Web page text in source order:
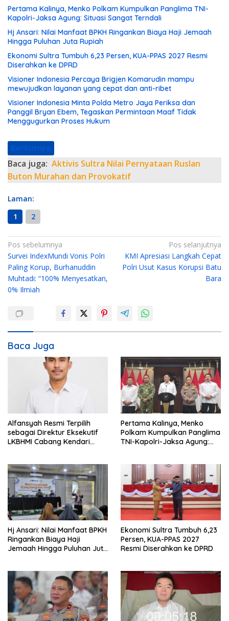
Pertama Kalinya, Menko Polkam Kumpulkan Panglima TNI-
Kapolri-Jaksa Agung: Situasi Sangat Terndali
Hj Ansari: Nilai Manfaat BPKH Ringankan Biaya Haji Jemaah
Hingga Puluhan Juta Rupiah
Ekonomi Sultra Tumbuh 6,23 Persen, KUA-PPAS 2027 Resmi
Diserahkan ke DPRD
Visioner Indonesia Percaya Brigjen Komarudin mampu
mewujudkan layanan yang cepat dan anti-ribet
Visioner Indonesia Minta Polda Metro Jaya Periksa dan
Panggil Bryan Ebem, Tegaskan Permintaan Maaf Tidak
Menggugurkan Proses Hukum
Berikutnya
Baca juga: Aktivis Sultra Nilai Pernyataan Ruslan
Buton Murahan dan Provokatif
Laman:
1
2
N
a
v
i
s
i
p
Pos sebelumnya
Survei IndexMundi Vonis Polri
Paling Korup, Burhanuddin
Muhtadi: “100% Menyesatkan,
0% Ilmiah
Pos selanjutnya
KMI Apresiasi Langkah Cepat
Polri Usut Kasus Korupsi Batu
Bara
Baca Juga
Alfansyah Resmi Terpilih
sebagai Direktur Eksekutif
LKBHMI Cabang Kendari
Pertama Kalinya, Menko
Polkam Kumpulkan Panglima
TNI-Kapolri-Jaksa Agung:
Hj Ansari: Nilai Manfaat BPKH
Ringankan Biaya Haji
Jemaah Hingga Puluhan Juta
Ekonomi Sultra Tumbuh 6,23
Persen, KUA-PPAS 2027
Resmi Diserahkan ke DPRD